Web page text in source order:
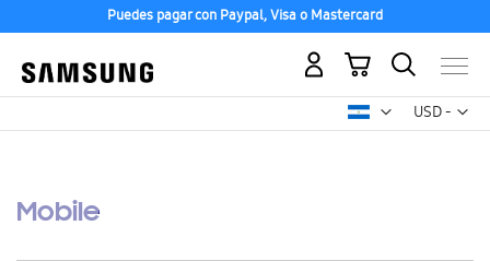
Puedes pagar con Paypal, Visa o Mastercard
USD -
dólar
Mi carrito
Mobile